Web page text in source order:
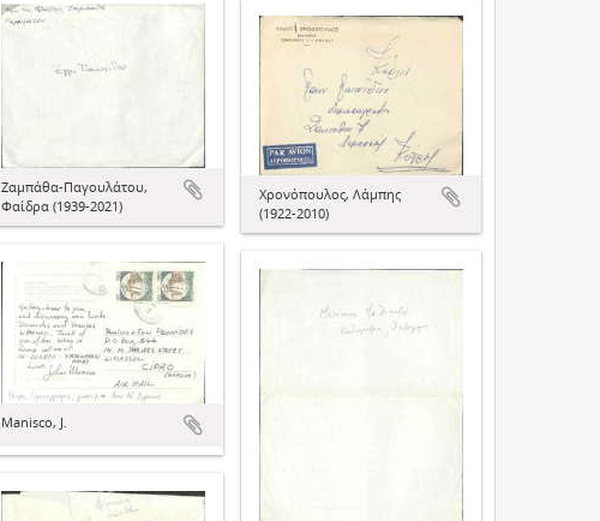
Ζαμπάθα-Παγουλάτου,
Φαίδρα (1939-2021)
Χρονόπουλος, Λάμπης
(1922-2010)
Manisco, J.